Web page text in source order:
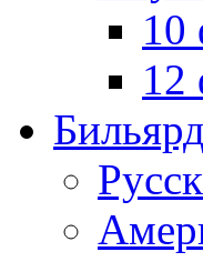
10
12